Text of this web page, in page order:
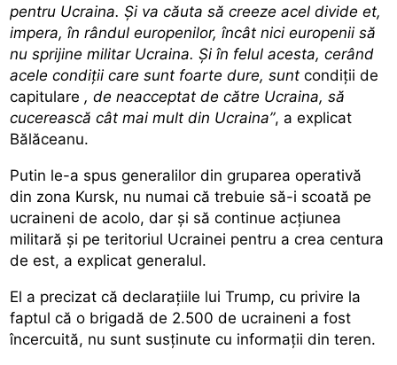
pentru Ucraina. Și va căuta să creeze acel divide et,
impera, în rândul europenilor, încât nici europenii să
nu sprijine militar Ucraina. Și în felul acesta, cerând
acele condiții care sunt foarte dure, suntcondiții de
capitulare , de neacceptat de către Ucraina, să
cucerească cât mai mult din Ucraina”, a explicat
Bălăceanu.
Putin le-a spus generalilor din gruparea operativă
din zona Kursk, nu numai că trebuie să-i scoată pe
ucraineni de acolo, dar și să continue acțiunea
militară și pe teritoriul Ucrainei pentru a crea centura
de est, a explicat generalul.
El a precizat că declarațiile lui Trump, cu privire la
faptul că o brigadă de 2.500 de ucraineni a fost
încercuită, nu sunt susținute cu informații din teren.